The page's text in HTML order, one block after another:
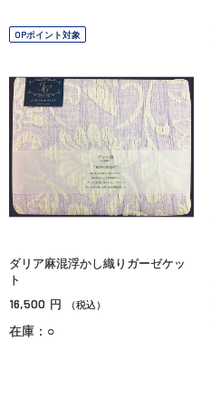
OPポイント対象
ダリア麻混浮かし織りガーゼケッ
ト
16,500 円 （税込）
在庫：○